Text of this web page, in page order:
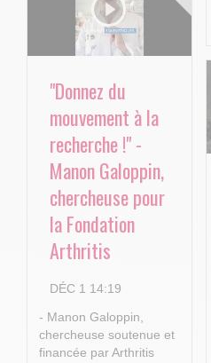
"Donnez du
mouvement à la
recherche !" -
Manon Galoppin,
chercheuse pour
la Fondation
Arthritis
DÉC 1 14:19
- Manon Galoppin,
chercheuse soutenue et
financée par Arthritis